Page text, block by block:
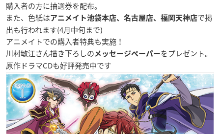
購入者の方に抽選券を配布。
また、色紙はアニメイト池袋本店、名古屋店、福岡天神店で掲
出も行われます(4月中旬まで)
アニメイトでの購入者特典も実施！
川村敏江さん描き下ろしの メッセージペーパーをプレゼント。
原作ドラマCDも好評発売中です